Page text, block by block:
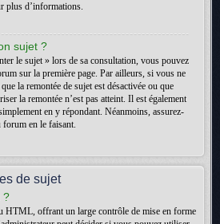
plus d’informations.
sujet ?
le sujet » lors de sa consultation, vous pouvez
sur la première page. Par ailleurs, si vous ne
la remontée de sujet est désactivée ou que
la remontée n’est pas atteint. Il est également
en y répondant. Néanmoins, assurez-
forum en le faisant.
de sujet
?
HTML, offrant un large contrôle de mise en forme